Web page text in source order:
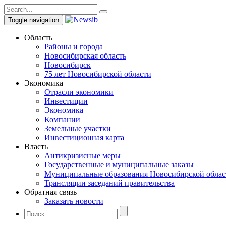
Toggle navigation
Область
Районы и города
Новосибирская область
Новосибирск
75 лет Новосибирской области
Экономика
Отрасли экономики
Инвестиции
Экономика
Компании
Земельные участки
Инвестиционная карта
Власть
Антикризисные меры
Государственные и муниципальные заказы
Муниципальные образования Новосибирской
Трансляции заседаний правительства
Обратная связь
Заказать новости